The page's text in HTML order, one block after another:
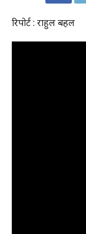
रिपोर्ट : राहुल बहल